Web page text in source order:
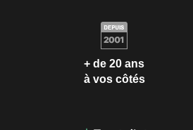
+ de 20 ans
à vos côtés